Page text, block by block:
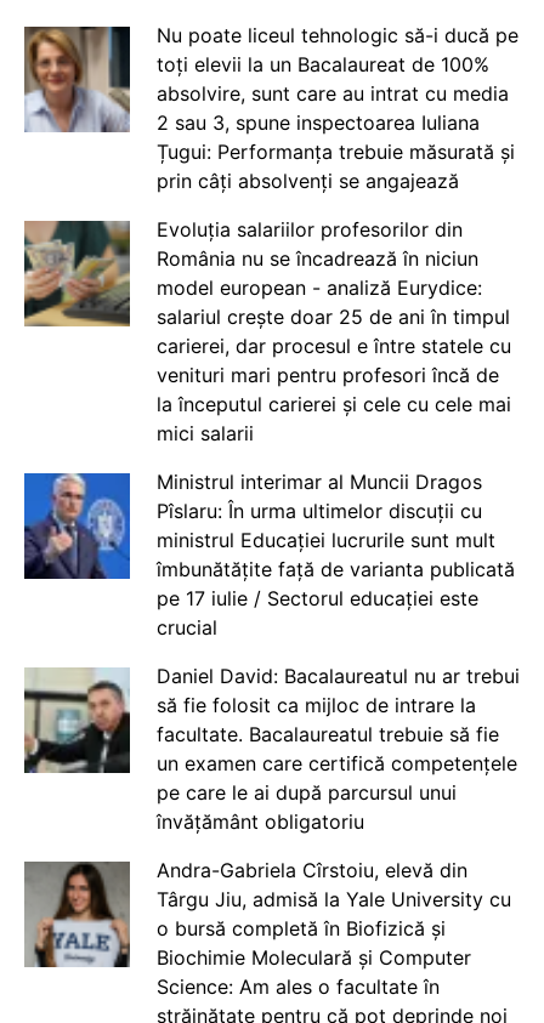
Nu poate liceul tehnologic să-i ducă pe
toți elevii la un Bacalaureat de 100%
absolvire, sunt care au intrat cu media
2 sau 3, spune inspectoarea Iuliana
Țugui: Performanța trebuie măsurată și
prin câți absolvenți se angajează
Evoluția salariilor profesorilor din
România nu se încadrează în niciun
model european - analiză Eurydice:
salariul crește doar 25 de ani în timpul
carierei, dar procesul e între statele cu
venituri mari pentru profesori încă de
la începutul carierei și cele cu cele mai
mici salarii
Ministrul interimar al Muncii Dragos
Pîslaru: În urma ultimelor discuții cu
ministrul Educației lucrurile sunt mult
îmbunătățite față de varianta publicată
pe 17 iulie / Sectorul educației este
crucial
Daniel David: Bacalaureatul nu ar trebui
să fie folosit ca mijloc de intrare la
facultate. Bacalaureatul trebuie să fie
un examen care certifică competențele
pe care le ai după parcursul unui
învățământ obligatoriu
Andra-Gabriela Cîrstoiu, elevă din
Târgu Jiu, admisă la Yale University cu
o bursă completă în Biofizică și
Biochimie Moleculară și Computer
Science: Am ales o facultate în
străinătate pentru că pot deprinde noi